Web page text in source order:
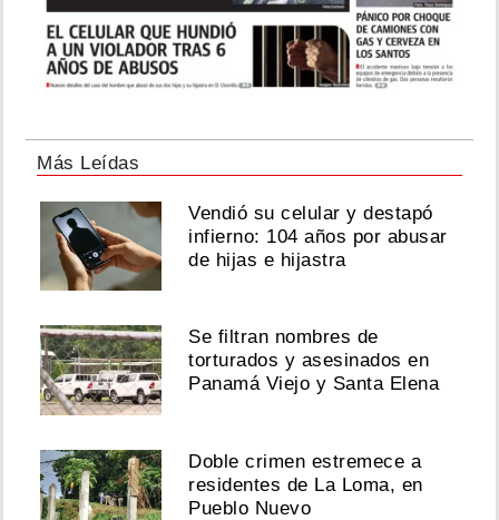
Más Leídas
Vendió su celular y destapó
infierno: 104 años por abusar
de hijas e hijastra
Se filtran nombres de
torturados y asesinados en
Panamá Viejo y Santa Elena
Doble crimen estremece a
residentes de La Loma, en
Pueblo Nuevo